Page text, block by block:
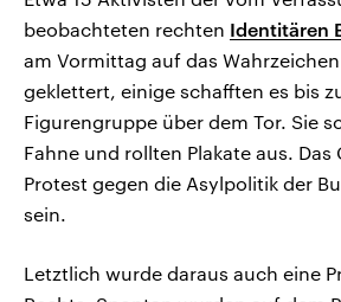
beobachteten rechten Identitären
am Vormittag auf das
geklettert, einige schafften es bis
Figurengruppe über dem Tor. Sie
Fahne und rollten Plakate aus. Das
Protest gegen die Asylpolitik der
sein.
Letztlich wurde daraus auch eine